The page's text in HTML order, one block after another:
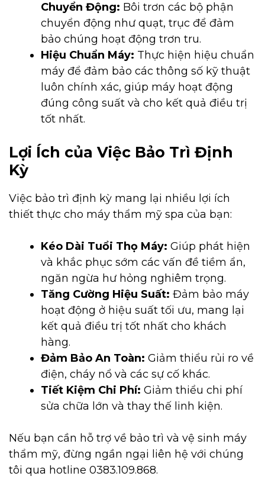
Chuyển Động: Bôi trơn các bộ phận
chuyển động như quạt, trục để đảm
bảo chúng hoạt động trơn tru.
Hiệu Chuẩn Máy: Thực hiện hiệu chuẩn
máy để đảm bảo các thông số kỹ thuật
luôn chính xác, giúp máy hoạt động
đúng công suất và cho kết quả điều trị
tốt nhất.
Lợi Ích của Việc Bảo Trì Định
Kỳ
Việc bảo trì định kỳ mang lại nhiều lợi ích
thiết thực cho máy thẩm mỹ spa của bạn:
Kéo Dài Tuổi Thọ Máy: Giúp phát hiện
và khắc phục sớm các vấn đề tiềm ẩn,
ngăn ngừa hư hỏng nghiêm trọng.
Tăng Cường Hiệu Suất: Đảm bảo máy
hoạt động ở hiệu suất tối ưu, mang lại
kết quả điều trị tốt nhất cho khách
hàng.
Đảm Bảo An Toàn: Giảm thiểu rủi ro về
điện, cháy nổ và các sự cố khác.
Tiết Kiệm Chi Phí: Giảm thiểu chi phí
sửa chữa lớn và thay thế linh kiện.
Nếu bạn cần hỗ trợ về bảo trì và vệ sinh máy
thẩm mỹ, đừng ngần ngại liên hệ với chúng
tôi qua hotline 0383.109.868.